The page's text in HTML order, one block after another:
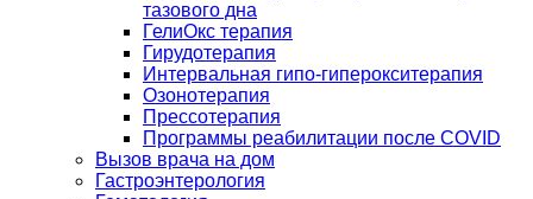
тазового дна
ГелиОкс терапия
Гирудотерапия
Интервальная гипо-гиперокситерапия
Озонотерапия
Прессотерапия
Программы реабилитации после СOVID
Вызов врача на дом
Гастроэнтерология